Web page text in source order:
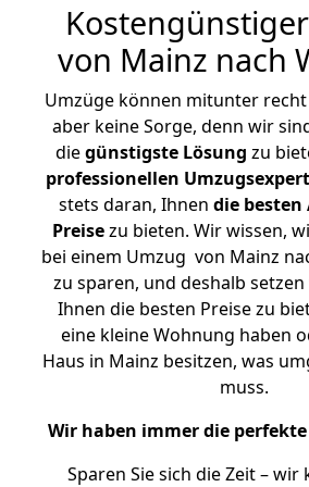
von Mainz nach
Umzüge können mitunter
aber keine Sorge, denn wir
diegünstigste Lösung zu
professionellen
stets daran, Ihnen die besten
Preisezu bieten. Wir wissen,
bei einem Umzug von Mainz
zu sparen, und deshalb
Ihnen die besten Preise zu
eine kleine Wohnung haben
Haus in Mainz besitzen, was
muss.
Wir haben immer die
Sparen Sie sich die Zeit –